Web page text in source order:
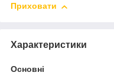
Приховати
Характеристики
Основні